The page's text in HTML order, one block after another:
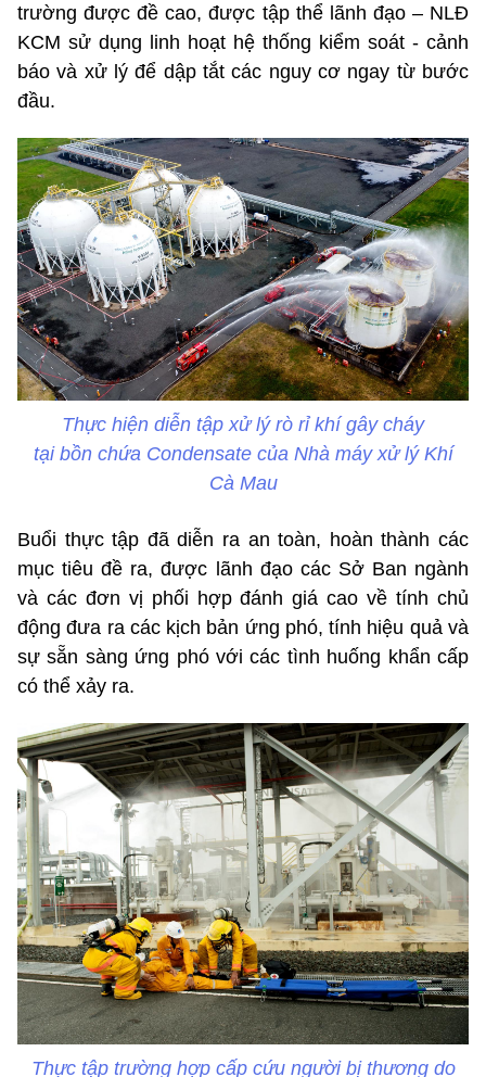
trường được đề cao, được tập thể lãnh đạo – NLĐ
KCM sử dụng linh hoạt hệ thống kiểm soát - cảnh
báo và xử lý để dập tắt các nguy cơ ngay từ bước
đầu.
Thực hiện diễn tập xử lý rò rỉ khí gây cháy
tại bồn chứa Condensate của Nhà máy xử lý Khí
Cà Mau
Buổi thực tập đã diễn ra an toàn, hoàn thành các
mục tiêu đề ra, được lãnh đạo các Sở Ban ngành
và các đơn vị phối hợp đánh giá cao về tính chủ
động đưa ra các kịch bản ứng phó, tính hiệu quả và
sự sẵn sàng ứng phó với các tình huống khẩn cấp
có thể xảy ra.
Thực tập trường hợp cấp cứu người bị thương do